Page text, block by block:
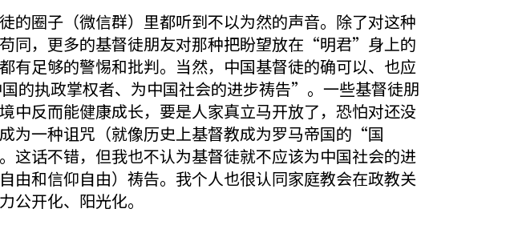
的圈子（微信群）里都听到不以为然的声音。除了对这种
同，更多的基督徒朋友对那种把盼望放在“明君”身上的
足够的警惕和批判。当然，中国基督徒的确可以、也应
的执政掌权者、为中国社会的进步祷告”。一些基督徒朋
中反而能健康成长，要是人家真立马开放了，恐怕对还没
为一种诅咒（就像历史上基督教成为罗马帝国的“国
这话不错，但我也不认为基督徒就不应该为中国社会的进
由和信仰自由）祷告。我个人也很认同家庭教会在政教关
公开化、阳光化。